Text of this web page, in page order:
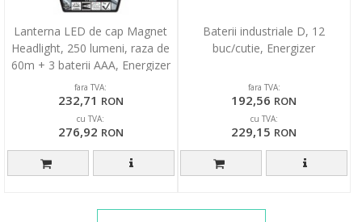
Lanterna LED de cap Magnet
Headlight, 250 lumeni, raza de
60m + 3 baterii AAA, Energizer
fara TVA:
232,71 RON
cu TVA:
276,92 RON
Baterii industriale D, 12
buc/cutie, Energizer
fara TVA:
192,56 RON
cu TVA:
229,15 RON